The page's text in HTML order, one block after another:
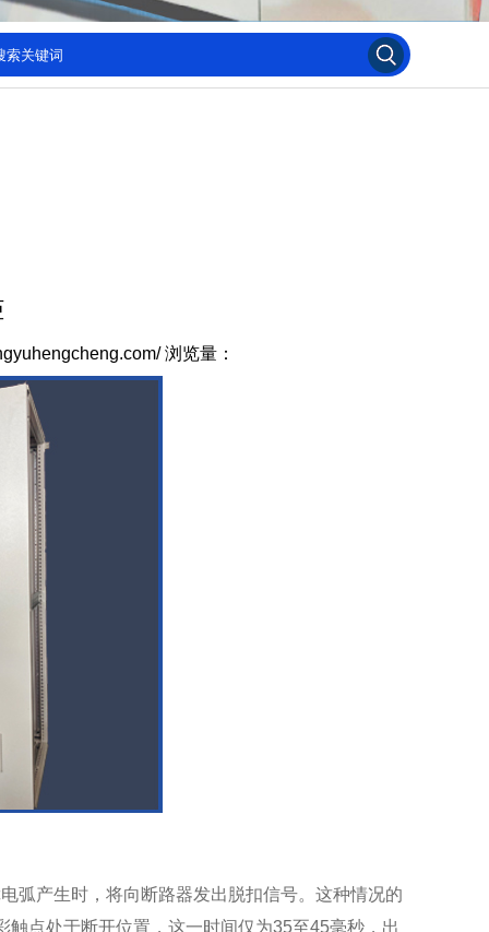
浏览量：
产生时，将向断路器发出脱扣信号。这种情况的
点处于断开位置，这一时间仅为35至45毫秒，出